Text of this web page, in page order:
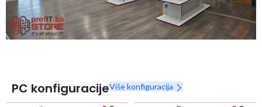
PC konfiguracijeViše konfiguracija